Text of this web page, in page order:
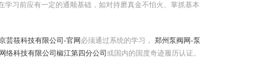
习前应有一定的通顺基础，如对持磨真金不怕火、掌抓基本
芸筱科技有限公司-官网必须通过系统的学习， 郑州泵阀网-泵
络科技有限公司椒江第四分公司或国内的国度奇迹履历认证。